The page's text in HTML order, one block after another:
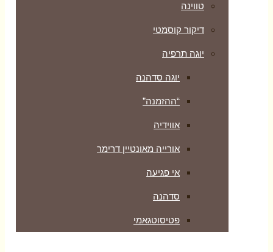
טווינה
דיקור קוסמטי
יוגה תרפיה
יוגה סדהנה
“ההזמנה”
אווידיה
אורייה מאונטיין דרימר
אי פגיעה
סדהנה
פטיסוטגאמי